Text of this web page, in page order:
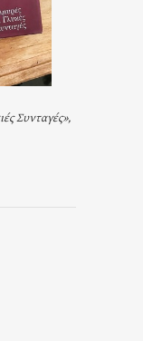
Συνταγές»,